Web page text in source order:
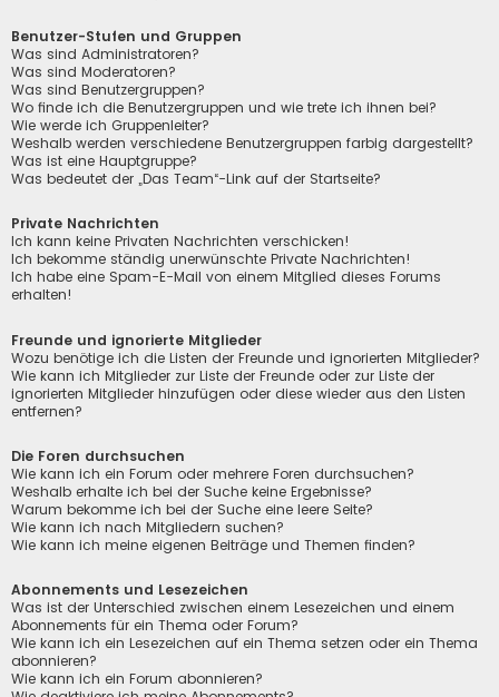
Benutzer-Stufen und Gruppen
Was sind Administratoren?
Was sind Moderatoren?
Was sind Benutzergruppen?
Wo finde ich die Benutzergruppen und wie trete ich ihnen bei?
Wie werde ich Gruppenleiter?
Weshalb werden verschiedene Benutzergruppen farbig dargestellt?
Was ist eine Hauptgruppe?
Was bedeutet der „Das Team“-Link auf der Startseite?
Private Nachrichten
Ich kann keine Privaten Nachrichten verschicken!
Ich bekomme ständig unerwünschte Private Nachrichten!
Ich habe eine Spam-E-Mail von einem Mitglied dieses Forums
erhalten!
Freunde und ignorierte Mitglieder
Wozu benötige ich die Listen der Freunde und ignorierten Mitglieder?
Wie kann ich Mitglieder zur Liste der Freunde oder zur Liste der
ignorierten Mitglieder hinzufügen oder diese wieder aus den Listen
entfernen?
Die Foren durchsuchen
Wie kann ich ein Forum oder mehrere Foren durchsuchen?
Weshalb erhalte ich bei der Suche keine Ergebnisse?
Warum bekomme ich bei der Suche eine leere Seite?
Wie kann ich nach Mitgliedern suchen?
Wie kann ich meine eigenen Beiträge und Themen finden?
Abonnements und Lesezeichen
Was ist der Unterschied zwischen einem Lesezeichen und einem
Abonnements für ein Thema oder Forum?
Wie kann ich ein Lesezeichen auf ein Thema setzen oder ein Thema
abonnieren?
Wie kann ich ein Forum abonnieren?